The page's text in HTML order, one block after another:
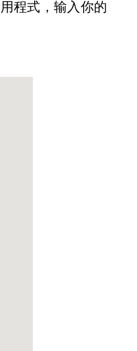
程式，输入你的